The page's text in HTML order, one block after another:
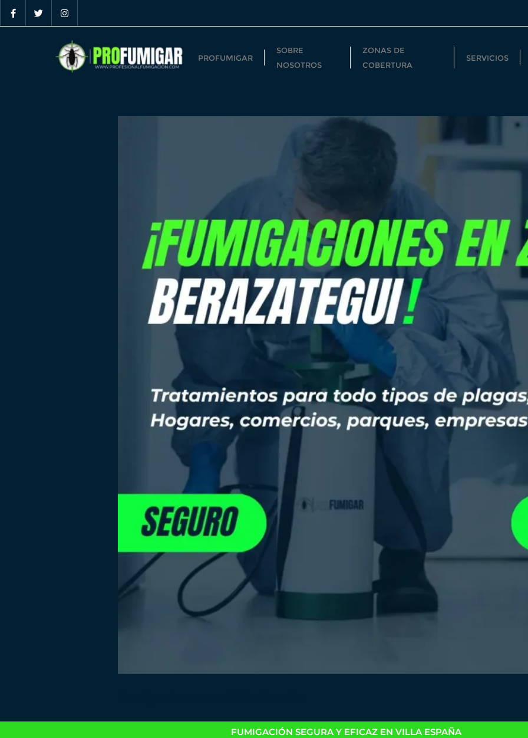
PROFUMIGAR
SOBRE
NOSOTROS
ZONAS DE
COBERTURA
SERVICIOS
FUMIGACIÓN SEGURA Y EFICAZ EN VILLA ESPAÑA